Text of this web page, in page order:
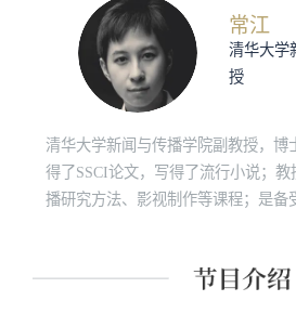
常江
清华大学
授
清华大学新闻与传播学院副教授，博
得了SSCI论文，写得了流行小说；
播研究方法、影视制作等课程；是备